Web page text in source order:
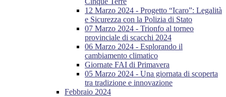
12 Marzo 2024 - Progetto “Icaro”: Legalità
e Sicurezza con la Polizia di Stato
07 Marzo 2024 - Trionfo al torneo
provinciale di scacchi 2024
06 Marzo 2024 - Esplorando il
cambiamento climatico
Giornate FAI di Primavera
05 Marzo 2024 - Una giornata di scoperta
tra tradizione e innovazione
Febbraio 2024